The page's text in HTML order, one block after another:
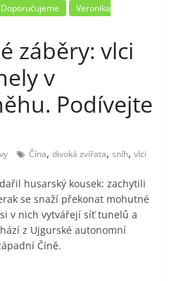
Doporučujeme
Veronika
záběry: vlci
v
Podívejte
Čína,divoká zvířata,sníh,vlci
husarský kousek: zachytili
se snaží překonat mohutné
v nich vytvářejí síť tunelů a
z Ujgurské autonomní
Číně.